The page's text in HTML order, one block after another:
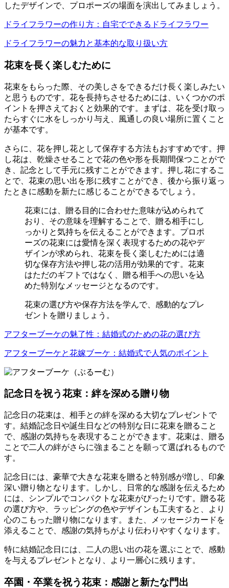
したデザインで、プロポーズの場面を演出してみましょう。
ドライフラワーの作り方：自宅でできるドライフラワー
ドライフラワーの魅力と基本的な取り扱い方
花束を長く楽しむために
花束をもらった際、その美しさをできるだけ長く楽しみたい
と思うものです。花を長持ちさせるためには、いくつかのポ
イントを押さえておくと効果的です。まずは、花を受け取っ
たらすぐに水をしっかり与え、風通しの良い場所に置くこと
が基本です。
さらに、花を押し花として保存する方法もおすすめです。押
し花は、乾燥させることで花の色や形を長期間保つことがで
き、記念として手元に残すことができます。押し花にするこ
とで、花束の思い出を形に残すことができ、後から振り返っ
たときに感動を新たに感じることができるでしょう。
花束には、贈る目的に合わせた意味が込められて
おり、その意味を理解することで、贈る相手にし
っかりと気持ちを伝えることができます。プロポ
ーズの花束には愛情を深く表現するための花やデ
ザインが求められ、花束を長く楽しむためには適
切な保存方法や押し花の活用が効果的です。花束
はただのギフトではなく、贈る相手への思いを込
めた特別なメッセージとなるのです。
花束の選び方や保存方法を学んで、感動的なプレ
ゼントを贈りましょう。
アフターブーケの魅了性：結婚式のための花の選び方
アフターブーケと花嫁ブーケ：結婚式で人気のポイント
記念日を祝う花束：絆を深める贈り物
記念日の花束は、相手との絆を深める大切なプレゼントで
す。結婚記念日や誕生日などの特別な日に花束を贈ること
で、感謝の気持ちを表現することができます。花束は、贈る
ことで二人の絆がさらに強まることを願って選ばれるもので
す。
記念日には、豪華で大きな花束を贈ると特別感が増し、印象
深い贈り物となります。しかし、日常的な感謝を伝えるため
には、シンプルでコンパクトな花束がぴったりです。贈る花
の選び方や、ラッピングの色やデザインも工夫すると、より
心のこもった贈り物になります。また、メッセージカードを
添えることで、感謝の気持ちがより伝わりやすくなります。
特に結婚記念日には、二人の思い出の花を選ぶことで、感動
を与えるプレゼントとなり、より一層心に残ります。
卒園・卒業を祝う花束：感謝と新たな門出